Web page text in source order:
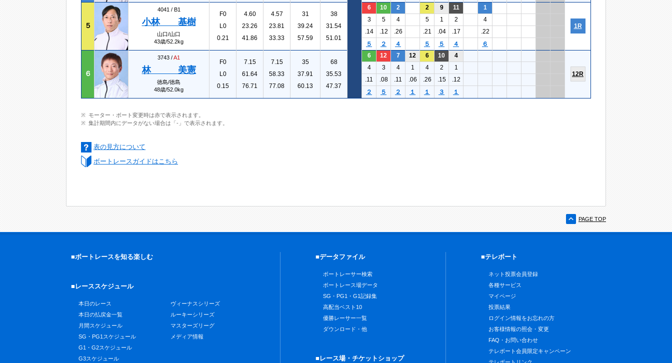
５
4041 / B1
小林 基樹
山口/山口
43歳/52.2kg
F0
L0
0.21
4.60
23.26
41.86
4.57
23.81
33.33
31
39.24
57.59
38
31.54
51.01
6 10 2 2 9 11 1
1R
3 5 4 5 1 2
4
.14
.12 .26 .21 .04 .17
.22
５
２ ４ ５ ５ ４ ６
６
3743 /A1
林 美憲
徳島/徳島
48歳/52.0kg
F0
L0
0.15
7.15
61.64
76.71
7.15
58.33
77.08
35
37.91
60.13
68
35.53
47.37
6 12 7 12 6 10 4
12R
4 3 4 1 4 2
1
.11
.08 .11 .06 .26 .15
.12
２
５ ２ １ １ ３ １
モーター・ボート変更時は赤で表示されます。
集計期間内にデータがない場合は「-」で表示されます。
表の見方について
ボートレースガイドはこちら
PAGE TOP
■ボートレースを知る楽しむ
■レーススケジュール
本日のレース
本日の払戻金一覧
月間スケジュール
SG・PG1スケジュール
G1・G2スケジュール
G3スケジュール
ヴィーナスシリーズ
ルーキーシリーズ
マスターズリーグ
メディア情報
■データファイル
ボートレーサー検索
ボートレース場データ
SG・PG1・G1記録集
高配当ベスト10
優勝レーサー一覧
ダウンロード・他
■レース場・チケットショップ
■テレボート
ネット投票会員登録
各種サービス
マイページ
投票結果
ログイン情報をお忘れの方
お客様情報の照会・変更
FAQ・お問い合わせ
テレボート会員限定キャンペーン